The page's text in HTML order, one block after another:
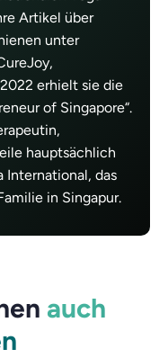
Artikel über
unter
erhielt sie die
of Singapore“.
hauptsächlich
International, das
in Singapur.
auch